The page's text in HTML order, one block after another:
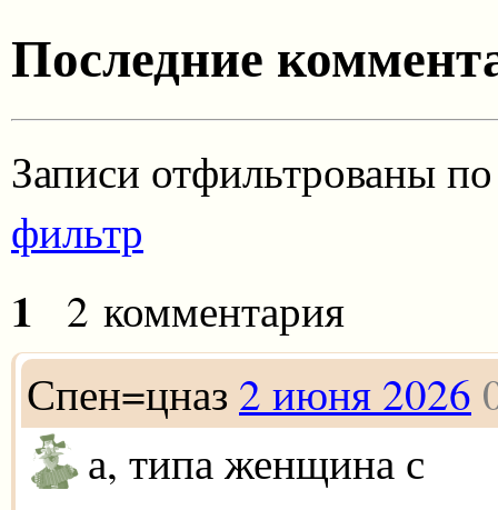
Последние
Записи отфильтрованы
фильтр
1
2 комментария
Спен=цназ 2 июня 2026
а, типа женщина с